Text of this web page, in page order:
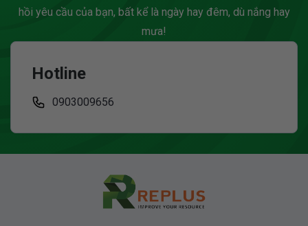
hồi yêu cầu của bạn, bất kể là ngày hay đêm, dù nắng hay
mưa!
Hotline
0903009656